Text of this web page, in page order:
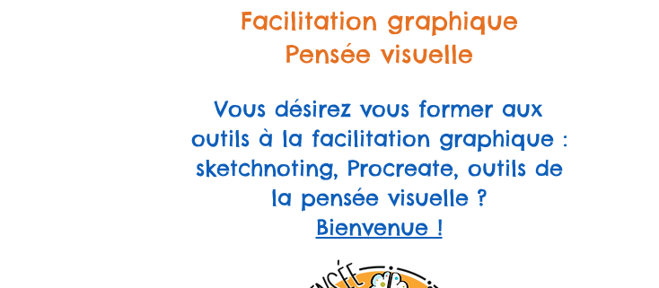
Facilitation graphique
Pensée visuelle
Vous désirez vous former aux
outils à la facilitation graphique :
sketchnoting, Procreate, outils de
la pensée visuelle ?
Bienvenue !